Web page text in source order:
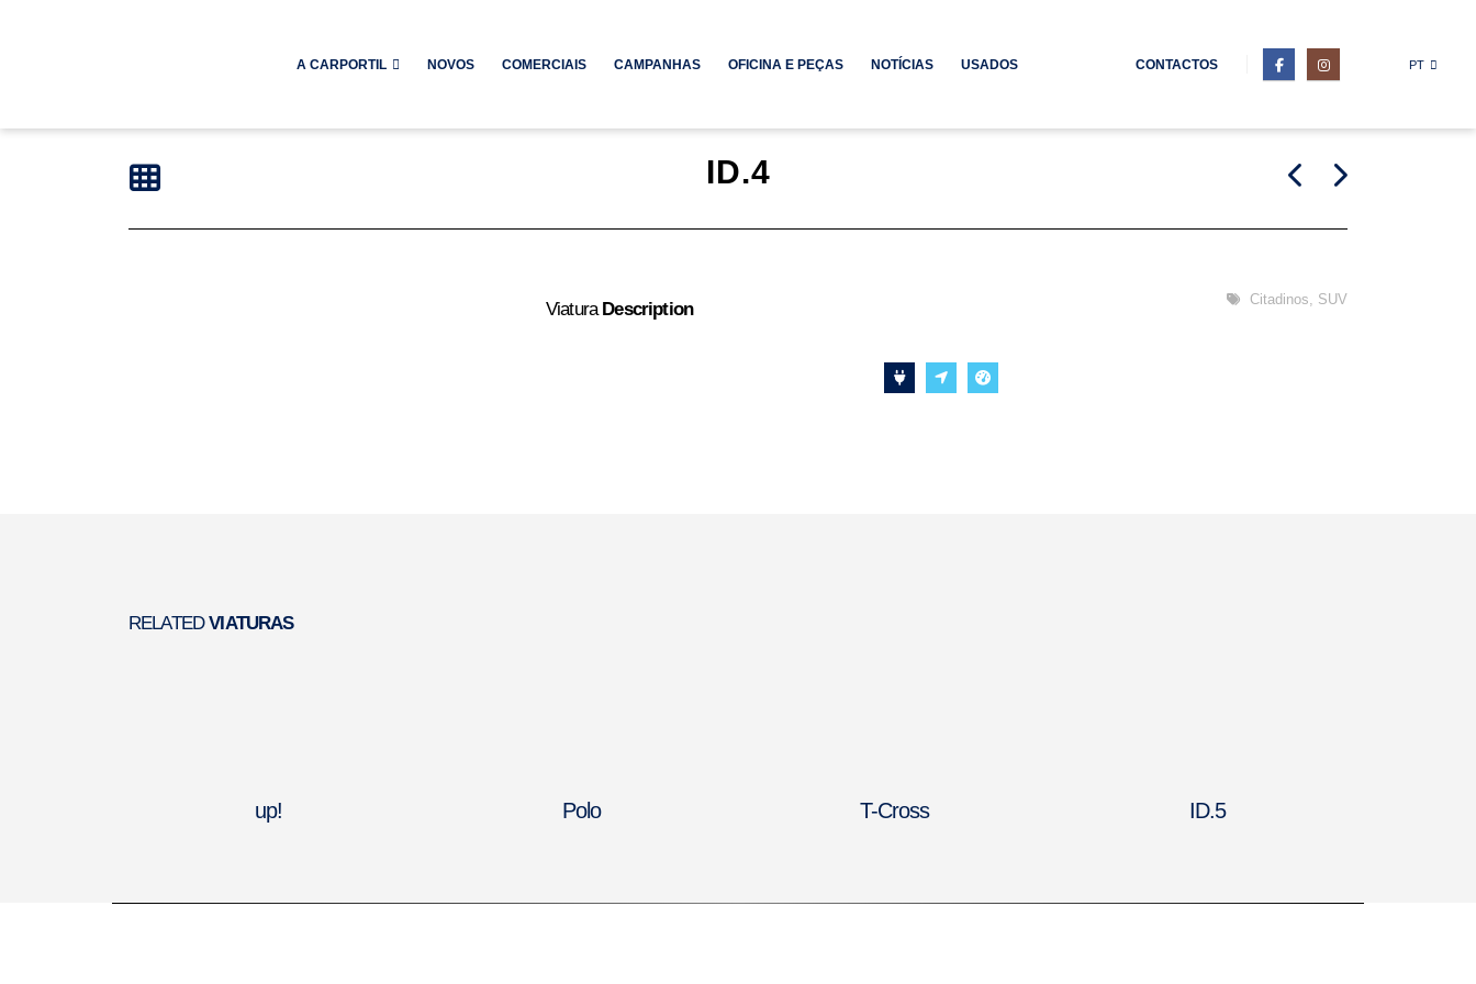
A CARPORTIL NOVOS COMERCIAIS CAMPANHAS OFICINA E PEÇAS NOTÍCIAS USADOS CONTACTOS PT
ID.4
ViaturaDescription Citadinos, SUV
RELATEDVIATURAS
up! Polo T-Cross ID.5